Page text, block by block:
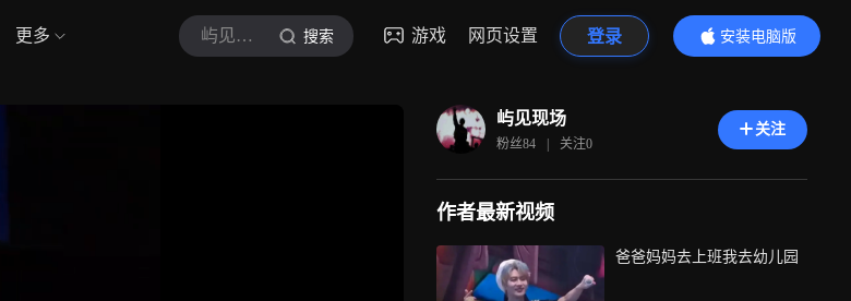
更多 屿见现场 搜索 游戏 网页设置 登录
安装电脑版
内容更精彩
屿见现场
粉丝84 | 关注0
关注
作者最新视频
爸爸妈妈去上班我去幼儿园